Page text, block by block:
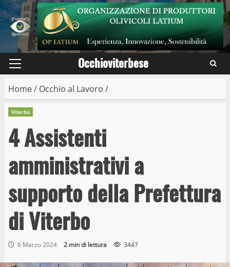
Skip
to
content
Primary
Occhioviterbese
Home/ Occhio al Lavoro /
Viterbo
4 Assistenti
amministrativi a
supporto della Prefettura
di Viterbo
6 Marzo 2024 2 min di lettura 3447